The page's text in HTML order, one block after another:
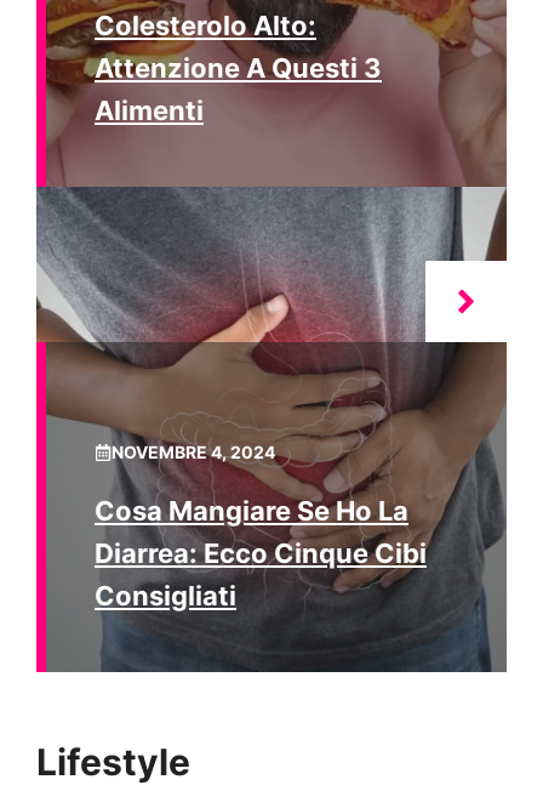
Colesterolo Alto:
Attenzione A Questi 3
Alimenti
NOVEMBRE 4, 2024
Cosa Mangiare Se Ho La
Diarrea: Ecco Cinque Cibi
Consigliati
Lifestyle